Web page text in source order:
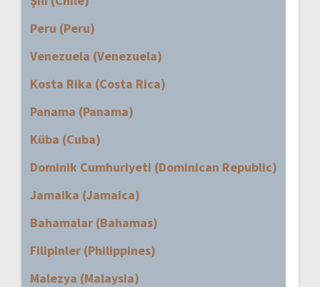
Peru (Peru)
Venezuela (Venezuela)
Kosta Rika (Costa Rica)
Panama (Panama)
Küba (Cuba)
Dominik Cumhuriyeti (Dominican Republic)
Jamaika (Jamaica)
Bahamalar (Bahamas)
Filipinler (Philippines)
Malezya (Malaysia)